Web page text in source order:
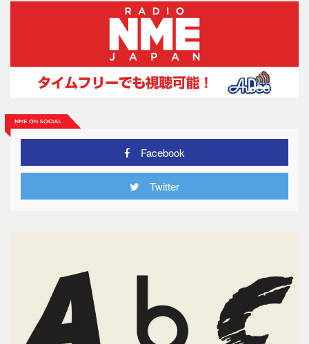
Facebook
Twitter